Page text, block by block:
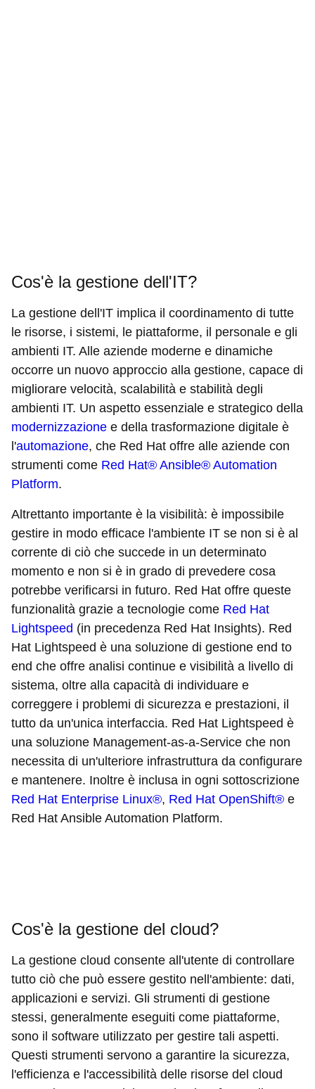
Cos'è la gestione dell'IT?
La gestione dell'IT implica il coordinamento di tutte
le risorse, i sistemi, le piattaforme, il personale e gli
ambienti IT. Alle aziende moderne e dinamiche
occorre un nuovo approccio alla gestione, capace di
migliorare velocità, scalabilità e stabilità degli
ambienti IT. Un aspetto essenziale e strategico della
modernizzazione e della trasformazione digitale è
l'automazione, che Red Hat offre alle aziende con
strumenti come Red Hat® Ansible® Automation
Platform.
Altrettanto importante è la visibilità: è impossibile
gestire in modo efficace l'ambiente IT se non si è al
corrente di ciò che succede in un determinato
momento e non si è in grado di prevedere cosa
potrebbe verificarsi in futuro. Red Hat offre queste
funzionalità grazie a tecnologie come Red Hat
Lightspeed (in precedenza Red Hat Insights). Red
Hat Lightspeed è una soluzione di gestione end to
end che offre analisi continue e visibilità a livello di
sistema, oltre alla capacità di individuare e
correggere i problemi di sicurezza e prestazioni, il
tutto da un'unica interfaccia. Red Hat Lightspeed è
una soluzione Management-as-a-Service che non
necessita di un'ulteriore infrastruttura da configurare
e mantenere. Inoltre è inclusa in ogni sottoscrizione
Red Hat Enterprise Linux®, Red Hat OpenShift® e
Red Hat Ansible Automation Platform.
Cos'è la gestione del cloud?
La gestione cloud consente all'utente di controllare
tutto ciò che può essere gestito nell'ambiente: dati,
applicazioni e servizi. Gli strumenti di gestione
stessi, generalmente eseguiti come piattaforme,
sono il software utilizzato per gestire tali aspetti.
Questi strumenti servono a garantire la sicurezza,
l'efficienza e l'accessibilità delle risorse del cloud